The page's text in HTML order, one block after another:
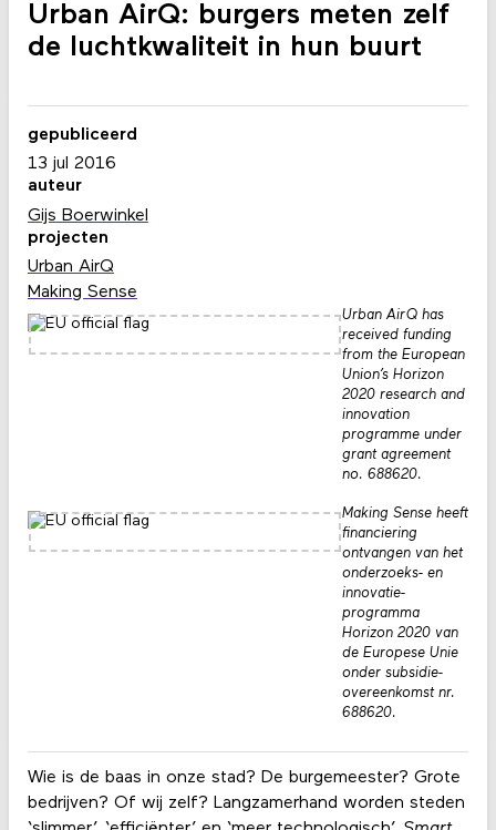
Urban AirQ: burgers meten zelf
de luchtkwaliteit in hun buurt
Wie is de baas in onze stad? De burgemeester? Grote
bedrijven? Of wij zelf? Langzamerhand worden steden
gepubliceerd
13 jul 2016
auteur
Gijs Boerwinkel
projecten
Urban AirQ
Making Sense
Urban AirQ has
received funding
from the European
Union’s Horizon
2020 research and
innovation
programme under
grant agreement
no. 688620.
Making Sense heeft
financiering
ontvangen van het
onderzoeks- en
innovatie­
programma
Horizon 2020 van
de Europese Unie
onder subsidie­
overeenkomst nr.
688620.